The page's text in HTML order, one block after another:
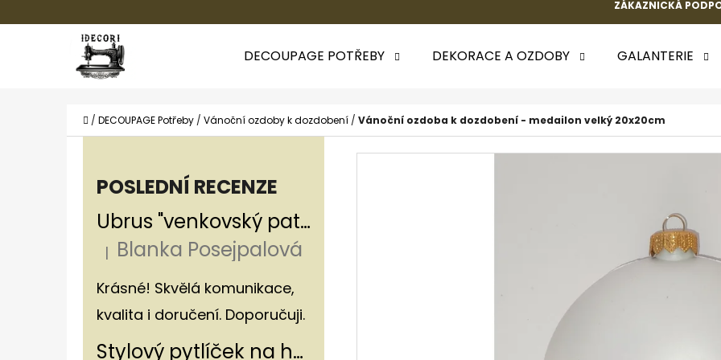
ZÁKAZNICKÁ
DECOUPAGE POTŘEBY DEKORACE A OZDOBY GALANTERIE
Domů
/ DECOUPAGE Potřeby / Vánoční ozdoby k dozdobení / Vánoční ozdoba k dozdobení - medailon velký 20x20cm
POSLEDNÍ RECENZE
Ubrus "venkovský patchwork"
Hodnocení produktu je 5 z 5 hvězdiček.
| Blanka Posejpalová
Krásné! Skvělá komunikace,
kvalita i doručení. Doporučuji.
Stylový pytlíček na houby v rustikálním stylu
Zpět
obchodu
Zpět
obchodu